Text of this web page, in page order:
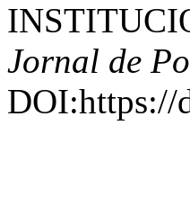
Jornal de
DOI:https://